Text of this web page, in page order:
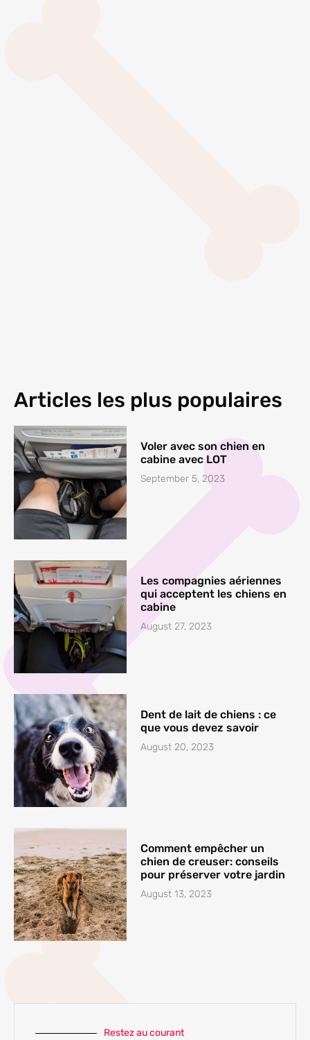
Articles les plus populaires
Voler avec son chien en
cabine avec LOT
September 5, 2023
Les compagnies aériennes
qui acceptent les chiens en
cabine
August 27, 2023
Dent de lait de chiens : ce
que vous devez savoir
August 20, 2023
Comment empêcher un
chien de creuser: conseils
pour préserver votre jardin
August 13, 2023
Restez au courant